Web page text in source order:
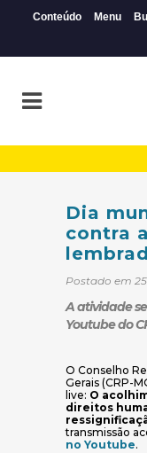
Conteúdo Menu
Dia
contra
Postado em
A atividade
Youtube do
O Conselho
Gerais (CRP-
live: O
direitos
transmissão
no Youtube.